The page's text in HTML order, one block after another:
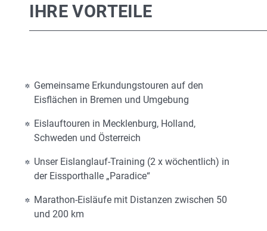
IHRE VORTEILE
Gemeinsame Erkundungstouren auf den
Eisflächen in Bremen und Umgebung
Eislauftouren in Mecklenburg, Holland,
Schweden und Österreich
Unser Eislanglauf-Training (2 x wöchentlich) in
der Eissporthalle „Paradice“
Marathon-Eisläufe mit Distanzen zwischen 50
und 200 km